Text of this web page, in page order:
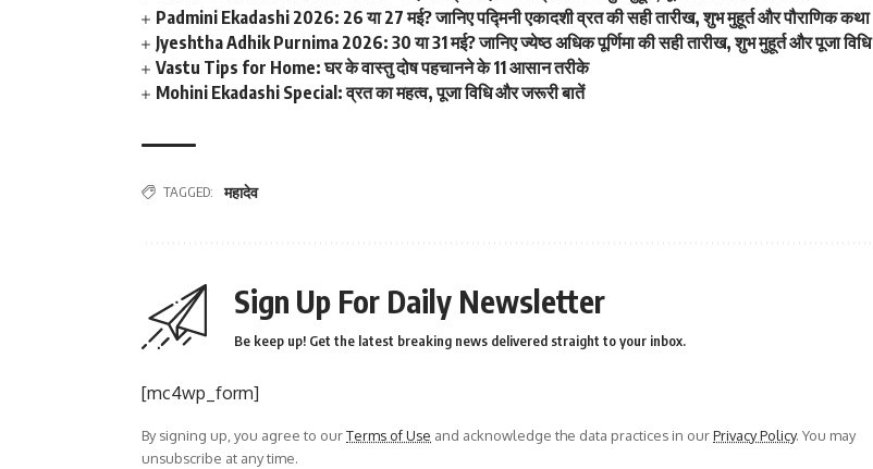
Padmini Ekadashi 2026: 26 या 27 मई? जानिए पद्मिनी एकादशी व्रत की सही तारीख, शुभ मुहूर्त और पौराणिक कथा
Jyeshtha Adhik Purnima 2026: 30 या 31 मई? जानिए ज्येष्ठ अधिक पूर्णिमा की सही तारीख, शुभ मुहूर्त और पूजा विधि
Vastu Tips for Home: घर के वास्तु दोष पहचानने के 11 आसान तरीके
Mohini Ekadashi Special: व्रत का महत्व, पूजा विधि और जरूरी बातें
TAGGED: महादेव
Sign Up For Daily Newsletter
Be keep up! Get the latest breaking news delivered straight to your inbox.
[mc4wp_form]
By signing up, you agree to ourTerms of Use and acknowledge the data practices in ourPrivacy Policy. You may
unsubscribe at any time.